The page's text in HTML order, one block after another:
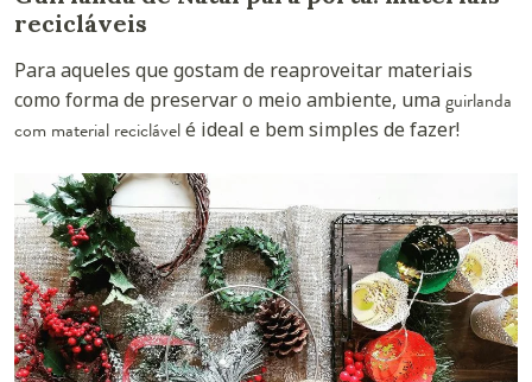
recicláveis
Para aqueles que gostam de reaproveitar materiais
como forma de preservar o meio ambiente, umaguirlanda
com material reciclávelé ideal e bem simples de fazer!